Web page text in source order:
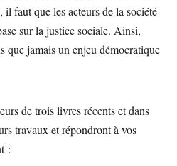
il faut que les acteurs de la société
sur la justice sociale. Ainsi,
que jamais un enjeu démocratique
de trois livres récents et dans
travaux et répondront à vos
: